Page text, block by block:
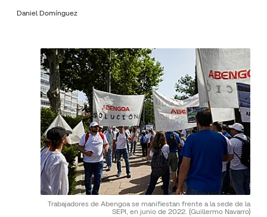
Daniel Domínguez
Trabajadores de Abengoa se manifiestan frente a la sede de la
SEPI, en junio de 2022. (Guillermo Navarro)